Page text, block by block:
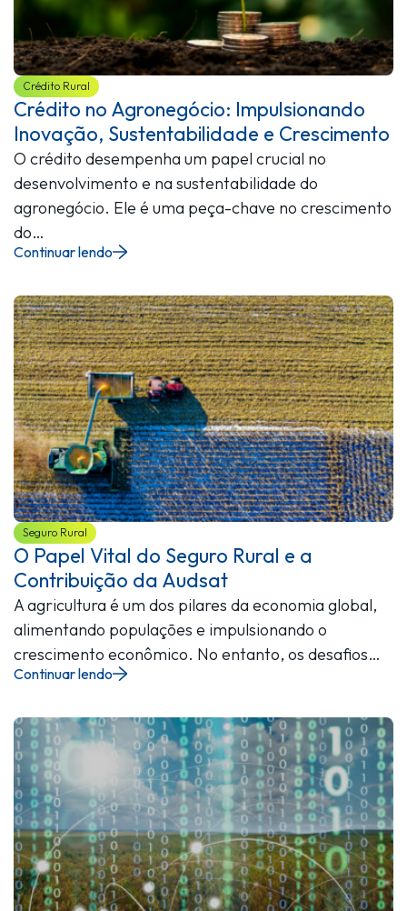
Crédito Rural
Crédito no Agronegócio: Impulsionando
Inovação, Sustentabilidade e Crescimento
O crédito desempenha um papel crucial no
desenvolvimento e na sustentabilidade do
agronegócio. Ele é uma peça-chave no crescimento
do…
Continuar lendo
Seguro Rural
O Papel Vital do Seguro Rural e a
Contribuição da Audsat
A agricultura é um dos pilares da economia global,
alimentando populações e impulsionando o
crescimento econômico. No entanto, os desafios…
Continuar lendo